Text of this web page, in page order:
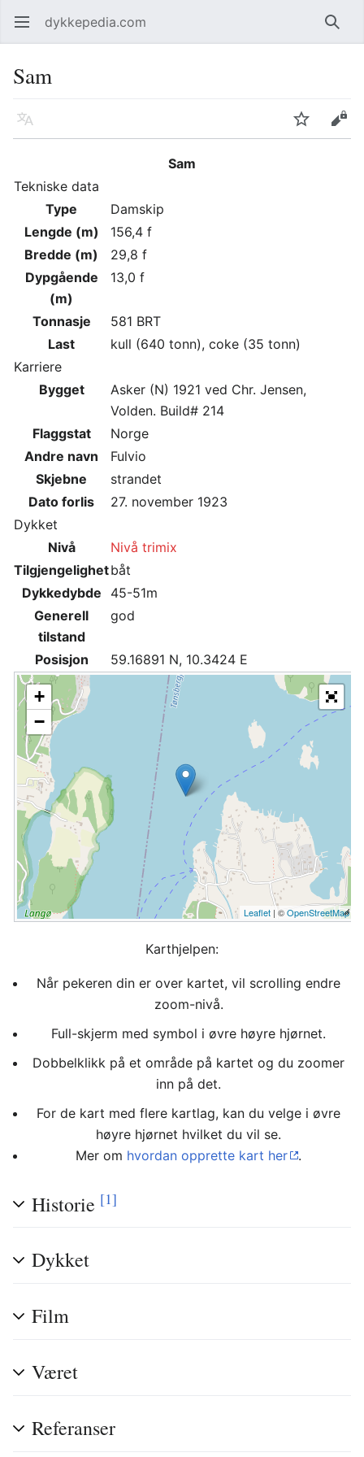
Åpne hovedmenyen dykkepedia.com Søk
Sam
Språk Overvåk Rediger
Sam
Tekniske data
Type
Damskip
Lengde (m)
156,4 f
Bredde (m)
29,8 f
Dypgående
(m)
13,0 f
Tonnasje
581 BRT
Last
kull (640 tonn), coke (35 tonn)
Karriere
Bygget
Asker (N) 1921 ved Chr. Jensen,
Volden. Build# 214
Flaggstat
Norge
Andre navn
Fulvio
Skjebne
strandet
Dato forlis
27. november 1923
Dykket
Nivå
Nivå trimix
Tilgjengelighetbåt
Dykkedybde
45-51m
Generell
tilstand
god
Posisjon 59.16891 N, 10.3424 E
+
−
Leaflet | ©OpenStreetMap
Karthjelpen:
Når pekeren din er over kartet, vil scrolling endre
zoom-nivå.
Full-skjerm med symbol i øvre høyre hjørnet.
Dobbelklikk på et område på kartet og du zoomer
inn på det.
For de kart med flere kartlag, kan du velge i øvre
høyre hjørnet hvilket du vil se.
Mer om hvordan opprette kart her .
Historie [1]
Dykket
Film
Været
Referanser